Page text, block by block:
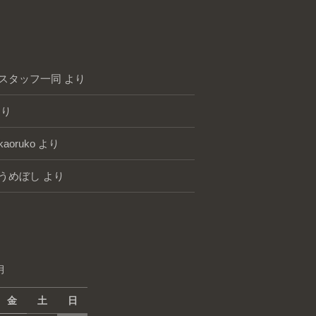
タッフ一同 より
より
うめぼし より
金 土 日